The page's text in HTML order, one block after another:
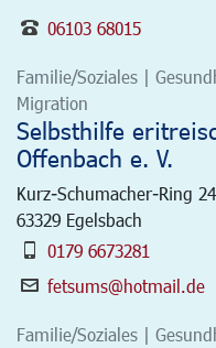
06103 68015
Familie/Soziales |
Migration
Selbsthilfe
Offenbach e. V.
Kurz-Schumacher-Ring 24
63329 Egelsbach
0179 6673281
fetsums@hotmail.de
Familie/Soziales |